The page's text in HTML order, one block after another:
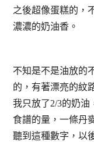
之後超像蛋糕的，
濃濃的奶油香。
不知是不是油放的
的，有著漂亮的紋
我只放了2/3的奶
食譜的量，一條丹
聽到這種數字，以